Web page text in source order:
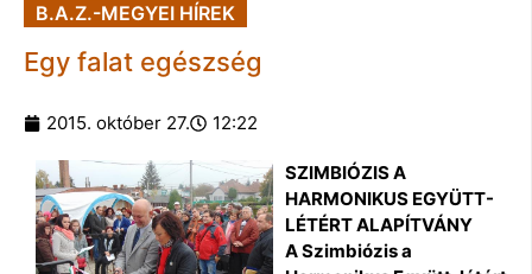
B.A.Z.-MEGYEI HÍREK
Egy falat egészség
2015. október 27. 12:22
SZIMBIÓZIS A
HARMONIKUS EGYÜTT-
LÉTÉRT ALAPÍTVÁNY
A Szimbiózis a